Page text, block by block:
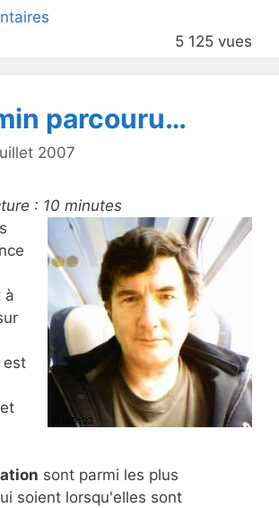
5 125 vues
parcouru…
2007
: 10 minutes
à
est
sont parmi les plus
soient lorsqu'elles sont